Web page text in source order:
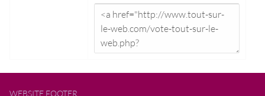
WEBSITE FOOTER